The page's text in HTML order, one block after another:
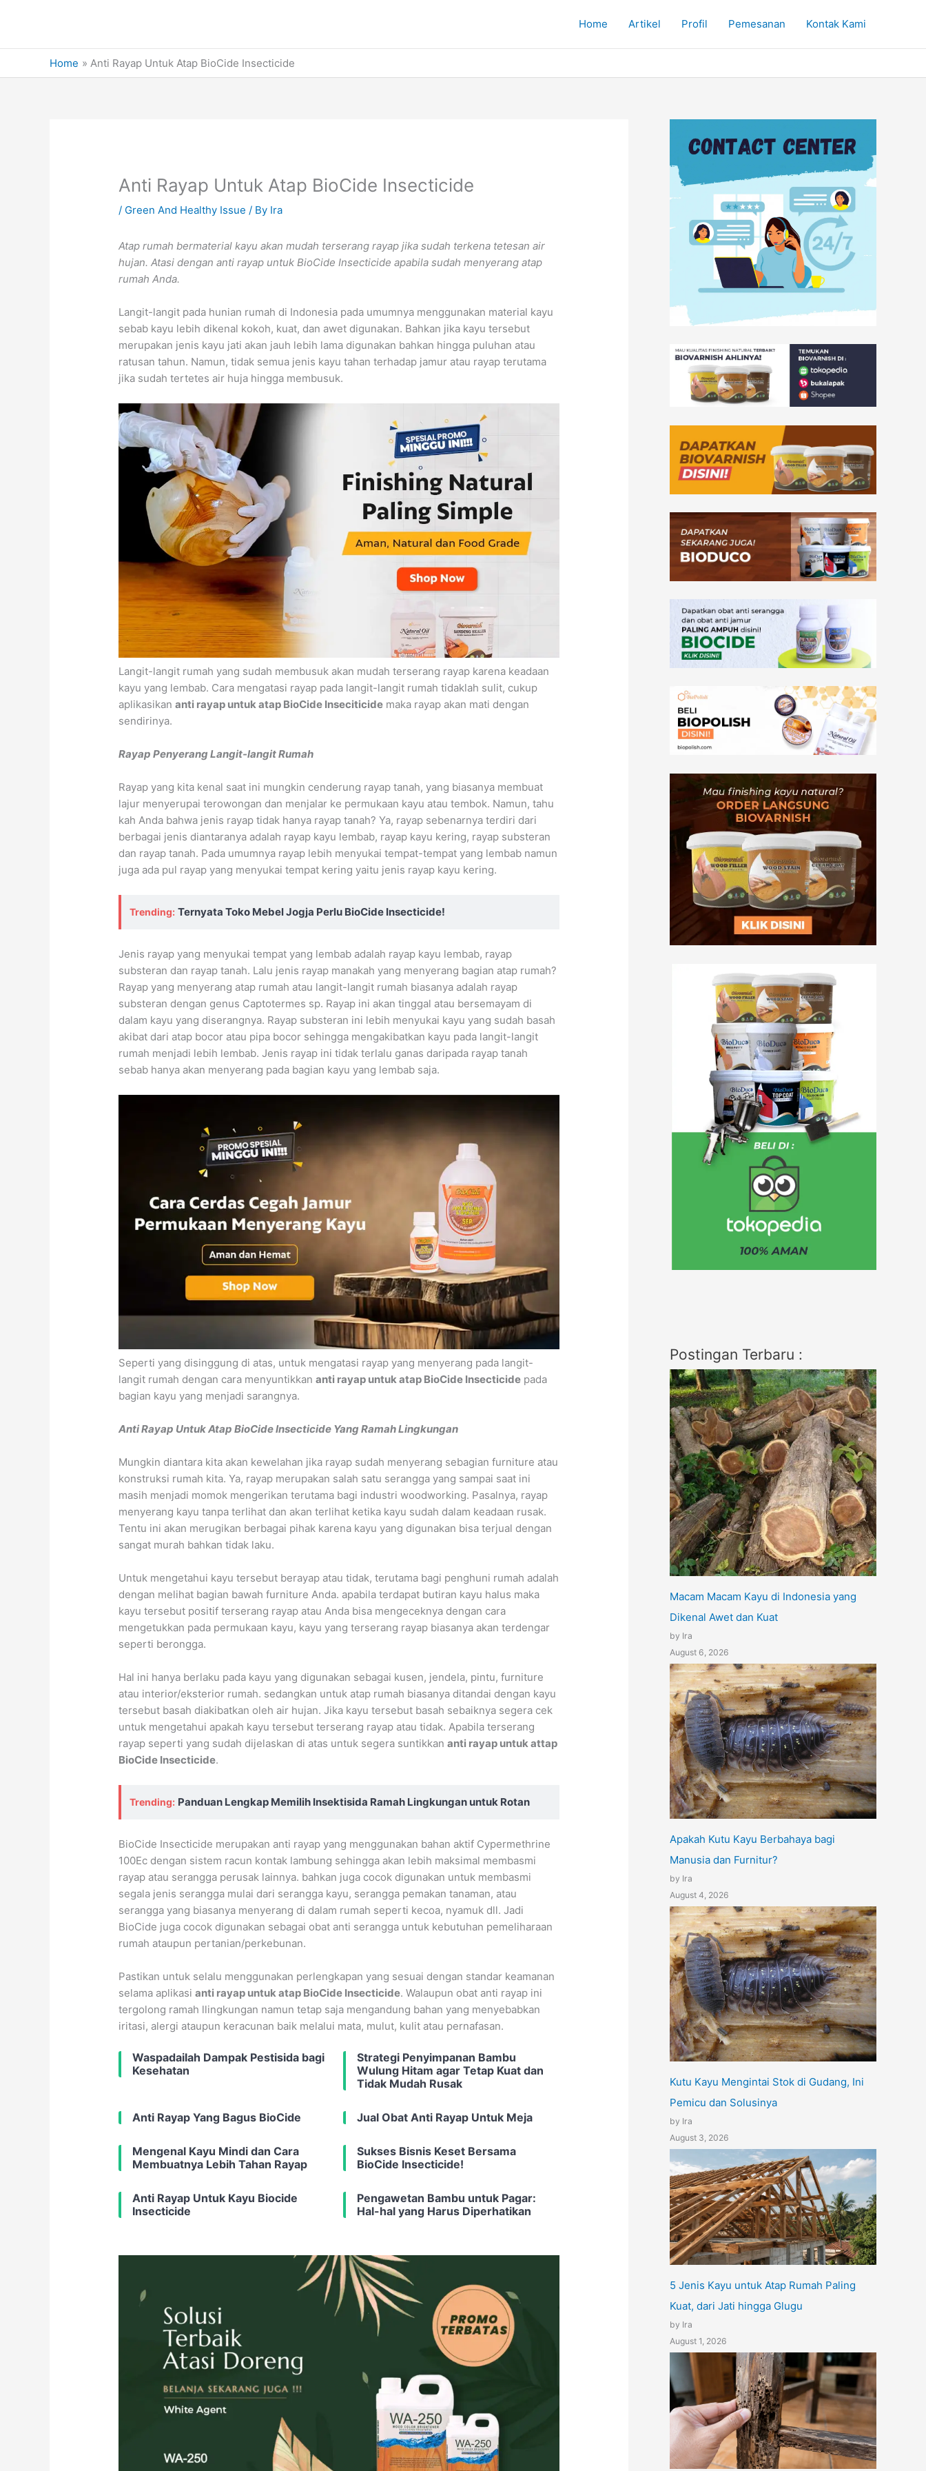
Home Artikel Profil Pemesanan Kontak Kami
Home Anti Rayap Untuk Atap BioCide Insecticide
Anti Rayap Untuk Atap BioCide Insecticide
/ Green And Healthy Issue / By Ira
Atap rumah bermaterial kayu akan mudah terserang rayap jika sudah terkena tetesan air
hujan. Atasi dengan anti rayap untuk BioCide Insecticide apabila sudah menyerang atap
rumah Anda.
Langit-langit pada hunian rumah di Indonesia pada umumnya menggunakan material kayu
sebab kayu lebih dikenal kokoh, kuat, dan awet digunakan. Bahkan jika kayu tersebut
merupakan jenis kayu jati akan jauh lebih lama digunakan bahkan hingga puluhan atau
ratusan tahun. Namun, tidak semua jenis kayu tahan terhadap jamur atau rayap terutama
jika sudah tertetes air huja hingga membusuk.
Langit-langit rumah yang sudah membusuk akan mudah terserang rayap karena keadaan
kayu yang lembab. Cara mengatasi rayap pada langit-langit rumah tidaklah sulit, cukup
aplikasikananti rayap untuk atap BioCide Inseciticide maka rayap akan mati dengan
sendirinya.
Rayap Penyerang Langit-langit Rumah
Rayap yang kita kenal saat ini mungkin cenderung rayap tanah, yang biasanya membuat
lajur menyerupai terowongan dan menjalar ke permukaan kayu atau tembok. Namun, tahu
kah Anda bahwa jenis rayap tidak hanya rayap tanah? Ya, rayap sebenarnya terdiri dari
berbagai jenis diantaranya adalah rayap kayu lembab, rayap kayu kering, rayap substeran
dan rayap tanah. Pada umumnya rayap lebih menyukai tempat-tempat yang lembab namun
juga ada pul rayap yang menyukai tempat kering yaitu jenis rayap kayu kering.
Trending: Ternyata Toko Mebel Jogja Perlu BioCide Insecticide!
Jenis rayap yang menyukai tempat yang lembab adalah rayap kayu lembab, rayap
substeran dan rayap tanah. Lalu jenis rayap manakah yang menyerang bagian atap rumah?
Rayap yang menyerang atap rumah atau langit-langit rumah biasanya adalah rayap
substeran dengan genus Captotermes sp. Rayap ini akan tinggal atau bersemayam di
dalam kayu yang diserangnya. Rayap substeran ini lebih menyukai kayu yang sudah basah
akibat dari atap bocor atau pipa bocor sehingga mengakibatkan kayu pada langit-langit
rumah menjadi lebih lembab. Jenis rayap ini tidak terlalu ganas daripada rayap tanah
sebab hanya akan menyerang pada bagian kayu yang lembab saja.
Seperti yang disinggung di atas, untuk mengatasi rayap yang menyerang pada langit-
langit rumah dengan cara menyuntikkananti rayap untuk atap BioCide Insecticide pada
bagian kayu yang menjadi sarangnya.
Anti Rayap Untuk Atap BioCide Insecticide Yang Ramah Lingkungan
Mungkin diantara kita akan kewelahan jika rayap sudah menyerang sebagian furniture atau
konstruksi rumah kita. Ya, rayap merupakan salah satu serangga yang sampai saat ini
masih menjadi momok mengerikan terutama bagi industri woodworking. Pasalnya, rayap
menyerang kayu tanpa terlihat dan akan terlihat ketika kayu sudah dalam keadaan rusak.
Tentu ini akan merugikan berbagai pihak karena kayu yang digunakan bisa terjual dengan
sangat murah bahkan tidak laku.
Untuk mengetahui kayu tersebut berayap atau tidak, terutama bagi penghuni rumah adalah
dengan melihat bagian bawah furniture Anda. apabila terdapat butiran kayu halus maka
kayu tersebut positif terserang rayap atau Anda bisa mengeceknya dengan cara
mengetukkan pada permukaan kayu, kayu yang terserang rayap biasanya akan terdengar
seperti berongga.
Hal ini hanya berlaku pada kayu yang digunakan sebagai kusen, jendela, pintu, furniture
atau interior/eksterior rumah. sedangkan untuk atap rumah biasanya ditandai dengan kayu
tersebut basah diakibatkan oleh air hujan. Jika kayu tersebut basah sebaiknya segera cek
untuk mengetahui apakah kayu tersebut terserang rayap atau tidak. Apabila terserang
rayap seperti yang sudah dijelaskan di atas untuk segera suntikkananti rayap untuk attap
BioCide Insecticide.
Trending: Panduan Lengkap Memilih Insektisida Ramah Lingkungan untuk Rotan
BioCide Insecticide merupakan anti rayap yang menggunakan bahan aktif Cypermethrine
100Ec dengan sistem racun kontak lambung sehingga akan lebih maksimal membasmi
rayap atau serangga perusak lainnya. bahkan juga cocok digunakan untuk membasmi
segala jenis serangga mulai dari serangga kayu, serangga pemakan tanaman, atau
serangga yang biasanya menyerang di dalam rumah seperti kecoa, nyamuk dll. Jadi
BioCide juga cocok digunakan sebagai obat anti serangga untuk kebutuhan pemeliharaan
rumah ataupun pertanian/perkebunan.
Pastikan untuk selalu menggunakan perlengkapan yang sesuai dengan standar keamanan
selama aplikasianti rayap untuk atap BioCide Insecticide. Walaupun obat anti rayap ini
tergolong ramah llingkungan namun tetap saja mengandung bahan yang menyebabkan
iritasi, alergi ataupun keracunan baik melalui mata, mulut, kulit atau pernafasan.
Waspadailah Dampak Pestisida bagi
Kesehatan
Strategi Penyimpanan Bambu
Wulung Hitam agar Tetap Kuat dan
Tidak Mudah Rusak
Anti Rayap Yang Bagus BioCide Jual Obat Anti Rayap Untuk Meja
Mengenal Kayu Mindi dan Cara
Membuatnya Lebih Tahan Rayap
Sukses Bisnis Keset Bersama
BioCide Insecticide!
Anti Rayap Untuk Kayu Biocide
Insecticide
Pengawetan Bambu untuk Pagar:
Hal-hal yang Harus Diperhatikan
Postingan Terbaru :
Macam Macam Kayu di Indonesia yang
Dikenal Awet dan Kuat
by Ira
August 6, 2026
Apakah Kutu Kayu Berbahaya bagi
Manusia dan Furnitur?
by Ira
August 4, 2026
Kutu Kayu Mengintai Stok di Gudang, Ini
Pemicu dan Solusinya
by Ira
August 3, 2026
5 Jenis Kayu untuk Atap Rumah Paling
Kuat, dari Jati hingga Glugu
by Ira
August 1, 2026